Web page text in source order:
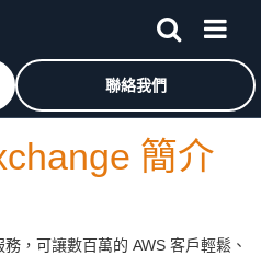
Web Services 首頁
聯絡我們
簡介
，可讓數百萬的 AWS 客戶輕鬆、